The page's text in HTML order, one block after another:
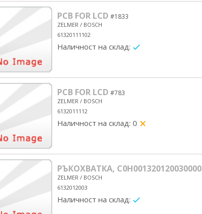
PCB FOR LCD #1833
ZELMER / BOSCH
61320111102
Наличност на склад:
PCB FOR LCD #783
ZELMER / BOSCH
6132011112
Наличност на склад: 0
РЪКОХВАТКА, C0H001320120030000
ZELMER / BOSCH
6132012003
Наличност на склад: